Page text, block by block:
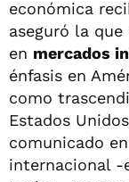
económica
aseguró la
en mercados
énfasis en
como
Estados
comunicado
internacional -